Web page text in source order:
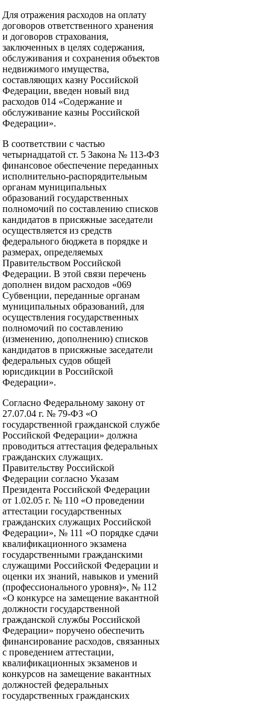
Для отражения расходов на оплату
договоров ответственного хранения
и договоров страхования,
заключенных в целях содержания,
обслуживания и сохранения объектов
недвижимого имущества,
составляющих казну Российской
Федерации, введен новый вид
расходов 014 «Содержание и
обслуживание казны Российской
Федерации».
В соответствии с частью
четырнадцатой ст. 5 Закона № 113-ФЗ
финансовое обеспечение переданных
исполнительно-распорядительным
органам муниципальных
образований государственных
полномочий по составлению списков
кандидатов в присяжные заседатели
осуществляется из средств
федерального бюджета в порядке и
размерах, определяемых
Правительством Российской
Федерации. В этой связи перечень
дополнен видом расходов «069
Субвенции, переданные органам
муниципальных образований, для
осуществления государственных
полномочий по составлению
(изменению, дополнению) списков
кандидатов в присяжные заседатели
федеральных судов общей
юрисдикции в Российской
Федерации».
Согласно Федеральному закону от
27.07.04 г. № 79-ФЗ «О
государственной гражданской службе
Российской Федерации» должна
проводиться аттестация федеральных
гражданских служащих.
Правительству Российской
Федерации согласно Указам
Президента Российской Федерации
от 1.02.05 г. № 110 «О проведении
аттестации государственных
гражданских служащих Российской
Федерации», № 111 «О порядке сдачи
квалификационного экзамена
государственными гражданскими
служащими Российской Федерации и
оценки их знаний, навыков и умений
(профессионального уровня)», № 112
«О конкурсе на замещение вакантной
должности государственной
гражданской службы Российской
Федерации» поручено обеспечить
финансирование расходов, связанных
с проведением аттестации,
квалификационных экзаменов и
конкурсов на замещение вакантных
должностей федеральных
государственных гражданских